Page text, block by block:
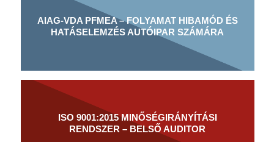
AIAG-VDA PFMEA – FOLYAMAT HIBAMÓD ÉS
HATÁSELEMZÉS AUTÓIPAR SZÁMÁRA
ISO 9001:2015 MINŐSÉGIRÁNYÍTÁSI
RENDSZER – BELSŐ AUDITOR